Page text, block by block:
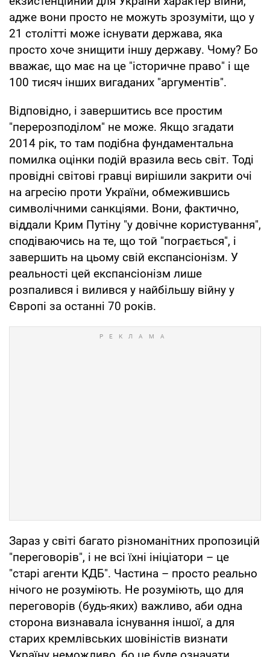
адже вони просто не можуть зрозуміти, що у
21 столітті може існувати держава, яка
просто хоче знищити іншу державу. Чому? Бо
вважає, що має на це "історичне право" і ще
100 тисяч інших вигаданих "аргументів".
Відповідно, і завершитись все простим
"перерозподілом" не може. Якщо згадати
2014 рік, то там подібна фундаментальна
помилка оцінки подій вразила весь світ. Тоді
провідні світові гравці вирішили закрити очі
на агресію проти України, обмежившись
символічними санкціями. Вони, фактично,
віддали Крим Путіну "у довічне користування",
сподіваючись на те, що той "пограється", і
завершить на цьому свій експансіонізм. У
реальності цей експансіонізм лише
розпалився і вилився у найбільшу війну у
Європі за останні 70 років.
Зараз у світі багато різноманітних пропозицій
"переговорів", і не всі їхні ініціатори – це
"старі агенти КДБ". Частина – просто реально
нічого не розуміють. Не розуміють, що для
переговорів (будь-яких) важливо, аби одна
сторона визнавала існування іншої, а для
старих кремлівських шовіністів визнати